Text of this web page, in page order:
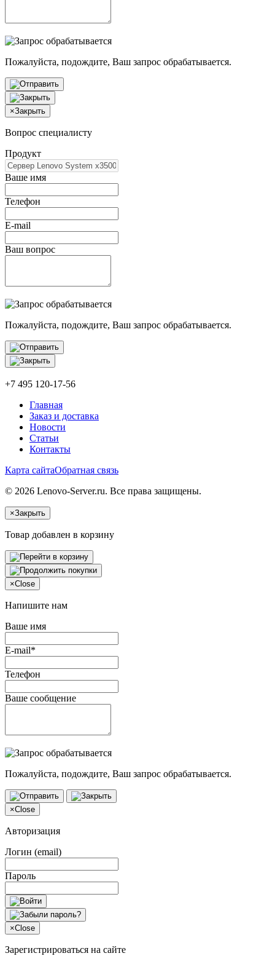
Пожалуйста, подождите, Ваш запрос обрабатывается.
×Закрыть
Вопрос специалисту
Продукт
Ваше имя
Телефон
E-mail
Ваш вопрос
Пожалуйста, подождите, Ваш запрос обрабатывается.
+7 495 120-17-56
Главная
Заказ и доставка
Новости
Статьи
Контакты
Карта сайтаОбратная связь
© 2026 Lenovo-Server.ru. Все права защищены.
×Закрыть
Товар добавлен в корзину
×Close
Напишите нам
Ваше имя
E-mail*
Телефон
Ваше сообщение
Пожалуйста, подождите, Ваш запрос обрабатывается.
×Close
Авторизация
Логин (email)
Пароль
×Close
Зарегистрироваться на сайте